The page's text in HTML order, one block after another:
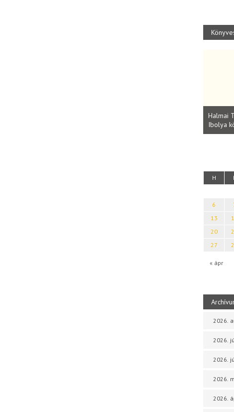
Halmai
Ibolya
H
« ápr
6
13
20
27
2026.
2026.
2026.
2026.
2026.